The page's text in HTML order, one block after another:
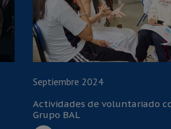
Septiembre 2024
Actividades de voluntariado
Grupo BAL